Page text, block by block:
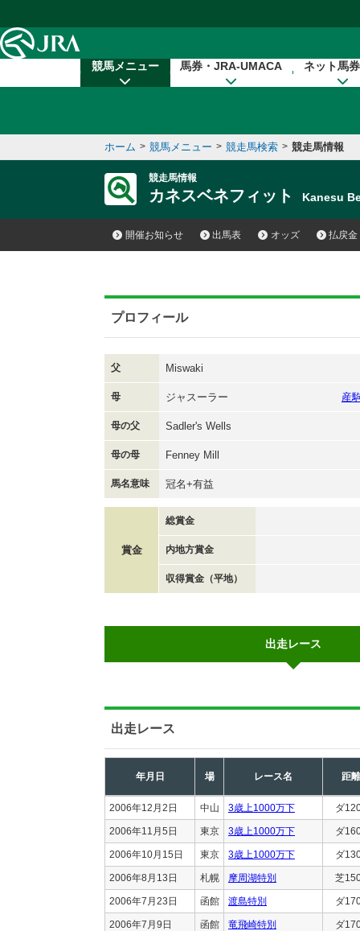
競馬メニュー 馬券・JRA-UMACA ネット馬
ホーム > 競馬メニュー > 競走馬検索 > 競走馬情報
競走馬情報
カネスベネフィット Kanesu
開催お知らせ 出馬表 オッズ 払戻金
プロフィール
父 Miswaki
母 ジャスーラー 産
母の父 Sadler's Wells
母の母 Fenney Mill
馬名意味 冠名+有益
賞金
総賞金
内地方賞金
収得賞金（平地）
出走レース
出走レース
年月日 場 レース名 距離
2006年12月2日 中山 3歳上1000万下 ダ
2006年11月5日 東京 3歳上1000万下 ダ
2006年10月15日 東京 3歳上1000万下 ダ
2006年8月13日 札幌 摩周湖特別 芝
2006年7月23日 函館 渡島特別 ダ
2006年7月9日 函館 竜飛崎特別 ダ